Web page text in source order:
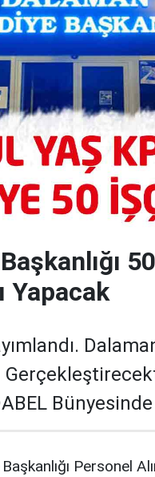
Yapacak
Personel